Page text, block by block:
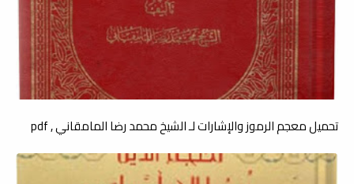
تحميل معجم الرموز والإشارات لـ الشيخ محمد رضا المامقاني , pdf